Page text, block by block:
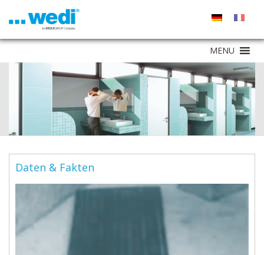
MENU
Daten & Fakten